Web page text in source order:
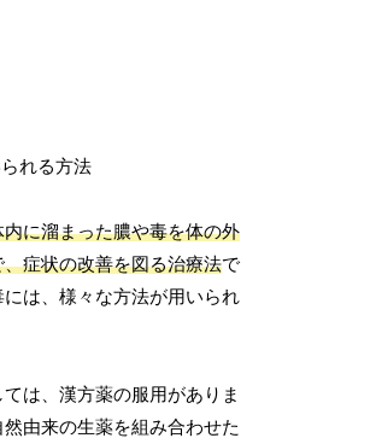
れる方法
内に溜まった膿や毒を体の外
症状の改善を図る治療法で
は、様々な方法が用いられ
は、漢方薬の服用がありま
由来の生薬を組み合わせた